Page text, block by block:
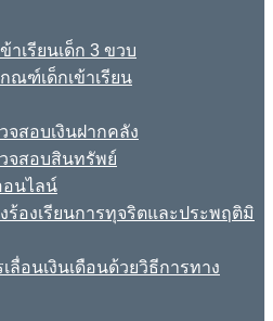
าเรียนเด็ก 3 ขวบ
ณฑ์เด็กเข้าเรียน
จสอบเงินฝากคลัง
จสอบสินทรัพย์
นไลน์
ร้องเรียนการทุจริตและประพฤติมิ
ลื่อนเงินเดือนด้วยวิธีการทาง